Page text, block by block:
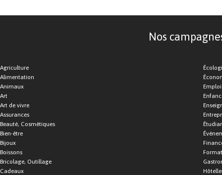
Nos
Agriculture
Alimentation
Animaux
Art
Art de vivre
Assurances
Beauté, Cosmétiques
Bien-être
Bijoux
Boissons
Bricolage, Outillage
Cadeaux
Emploi